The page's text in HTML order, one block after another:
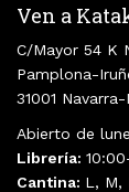
Ven a
C/Mayor 54 K
Pamplona-
31001
Abierto de
Librería:
Cantina: L, M,